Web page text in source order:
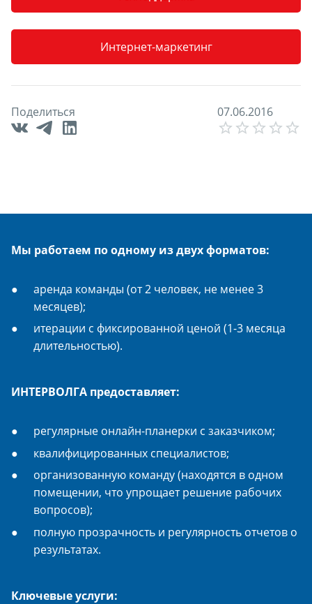
Интернет-маркетинг
Поделиться 07.06.2016
Мы работаем по одному из двух форматов:
аренда команды (от 2 человек, не менее 3
месяцев);
итерации с фиксированной ценой (1-3 месяца
длительностью).
ИНТЕРВОЛГА предоставляет:
регулярные онлайн-планерки с заказчиком;
квалифицированных специалистов;
организованную команду (находятся в одном
помещении, что упрощает решение рабочих
вопросов);
полную прозрачность и регулярность отчетов о
результатах.
Ключевые услуги: